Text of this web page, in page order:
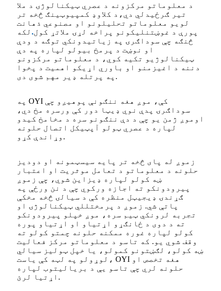
د معلوماتو مرکزونه د عصري ټیکنالوژۍ د ملا
تیر ګرځیدلي دي، د کلاوډ کمپیوټینګ څخه تر
لویو معلوماتو تحلیلونو او مصنوعي ذهانت
پورې د غوښتنلیکونو پراخه لړۍ ملاتړ کول.لکه
څنګه چې سوداګرۍ په زیاتیدونکي توګه د ودې
او نوښت د پرمخ بیولو لپاره په دې
ټیکنالوژیو تکیه کوي، د معلوماتو مرکزونو
دننه د اغیزمنو او باوري اړیکو اهمیت د پخوا
په پرتله ډیر مهم شوی دی.
په OYI کې، موږ هغه ننګونې پوهیږو چې
سوداګرۍ پدې نوي ډیټا دور کې ورسره مخ دي،
او موږ ژمن یو چې د دې ننګونو سره د مخامخ کیدو
لپاره د عصري ټولو آپټیکل اتصال حلونه
وړاندې کړو.
زموږ له پای څخه تر پایه سیسټمونه او دودیز
حلونه د معلوماتو د تعامل موثریت او اعتبار
ښه کولو لپاره ډیزاین شوي، چې زموږ
پیرودونکو ته اجازه ورکوي چې د نن ورځې په
ګړندۍ ډیجیټل منظره کې د سیالۍ څخه مخکې
پاتې شي. زموږ د پرمختللي ټیکنالوژۍ او
تجربه لرونکي ټیم سره، موږ خپلو پیرودونکو
ته د دوی د ځانګړو اړتیاو او اړتیاو پوره
کولو لپاره غوره ممکنه حلونه چمتو کولو ته
وقف شوي یو. که تاسو د معلوماتو مرکز فعالیت
ښه کولو، لګښتونو کمولو، یا خپل ټولیز سیالي
لوړولو په لټه کې یاست، OYI هغه تخصص او
حلونه لري چې تاسو یې د بریالیتوب لپاره
اړتیا لرئ.